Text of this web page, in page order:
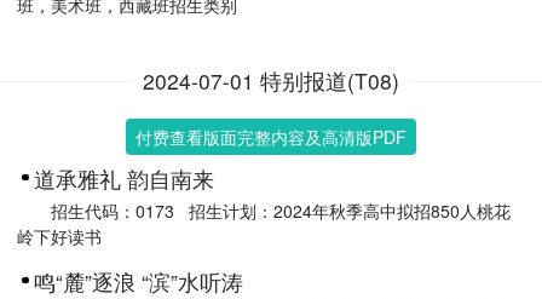
班，美术班，西藏班招生类别
2024-07-01 特别报道(T08)
付费查看版面完整内容及高清版PDF
道承雅礼 韵自南来
招生代码：0173 招生计划：2024年秋季高中拟招850人桃花
岭下好读书
鸣“麓”逐浪 “滨”水听涛